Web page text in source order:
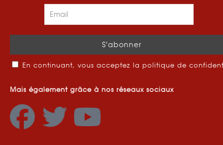
En continuant, vous acceptez la politique de
Mais également grâce à nos réseaux sociaux